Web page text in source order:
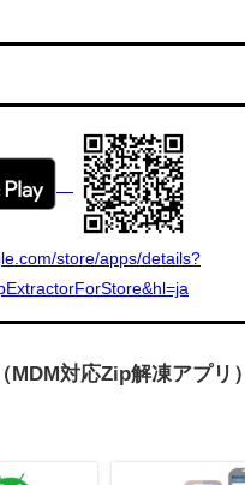
store/apps/details?
MDM対応Zip解凍アプリ